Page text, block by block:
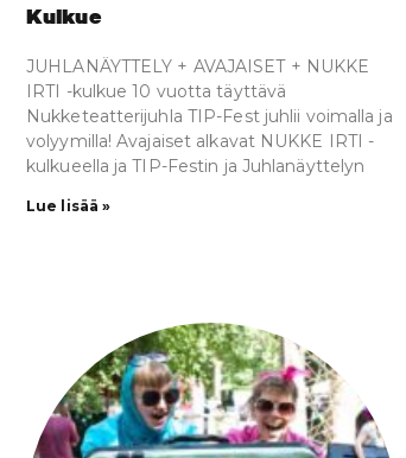
Kulkue
JUHLANÄYTTELY + AVAJAISET + NUKKE
IRTI -kulkue 10 vuotta täyttävä
Nukketeatterijuhla TIP-Fest juhlii voimalla ja
volyymilla! Avajaiset alkavat NUKKE IRTI -
kulkueella ja TIP-Festin ja Juhlanäyttelyn
Lue lisää »